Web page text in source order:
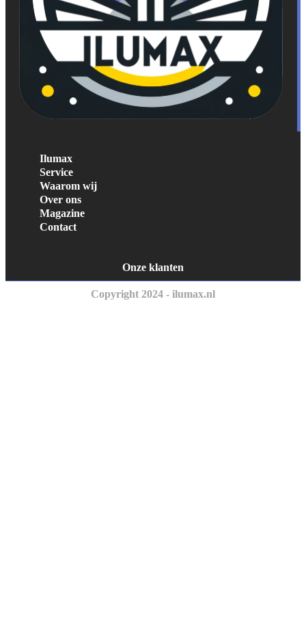
Ilumax
Service
Waarom wij
Over ons
Magazine
Contact
Onze klanten
Copyright 2024 - ilumax.nl